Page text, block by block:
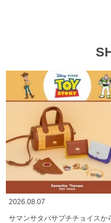
2026.08.07
サマンサタバサプチチョイスか